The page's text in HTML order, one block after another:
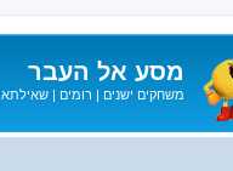
מסע אל העבר
משחקים ישנים | רומים | שאילתא